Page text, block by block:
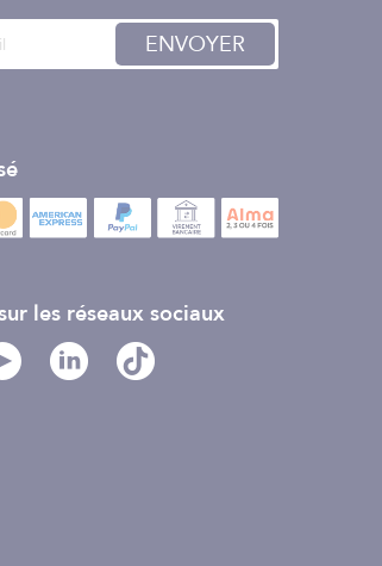
ENVOYER
les réseaux sociaux